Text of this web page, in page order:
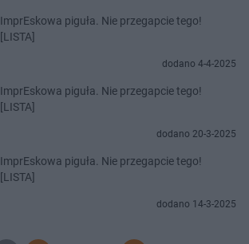
ImprEskowa piguła. Nie przegapcie tego!
[LISTA]
dodano 4-4-2025
ImprEskowa piguła. Nie przegapcie tego!
[LISTA]
dodano 20-3-2025
ImprEskowa piguła. Nie przegapcie tego!
[LISTA]
dodano 14-3-2025